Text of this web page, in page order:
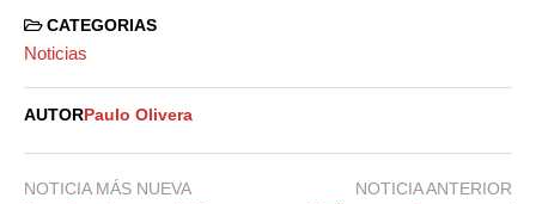
CATEGORIAS
Noticias
AUTOR Paulo Olivera
NOTICIA MÁS NUEVA NOTICIA ANTERIOR